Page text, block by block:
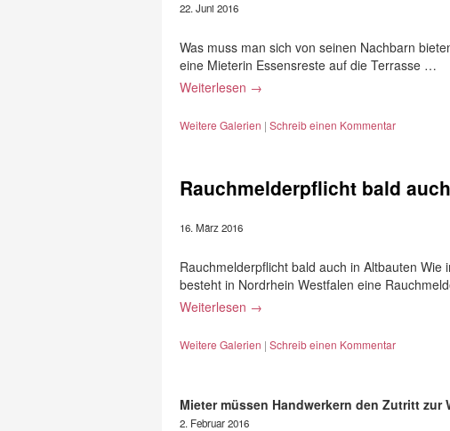
22. Juni 2016
Was muss man sich von seinen Nachbarn
eine Mieterin Essensreste auf die Terrasse …
Weiterlesen →
Weitere Galerien | Schreib einen Kommentar
Rauchmelderpflicht bald
16. März 2016
Rauchmelderpflicht bald auch in Altbauten
besteht in Nordrhein Westfalen eine
Weiterlesen →
Weitere Galerien | Schreib einen Kommentar
Mieter müssen Handwerkern den Zutritt zur
2. Februar 2016